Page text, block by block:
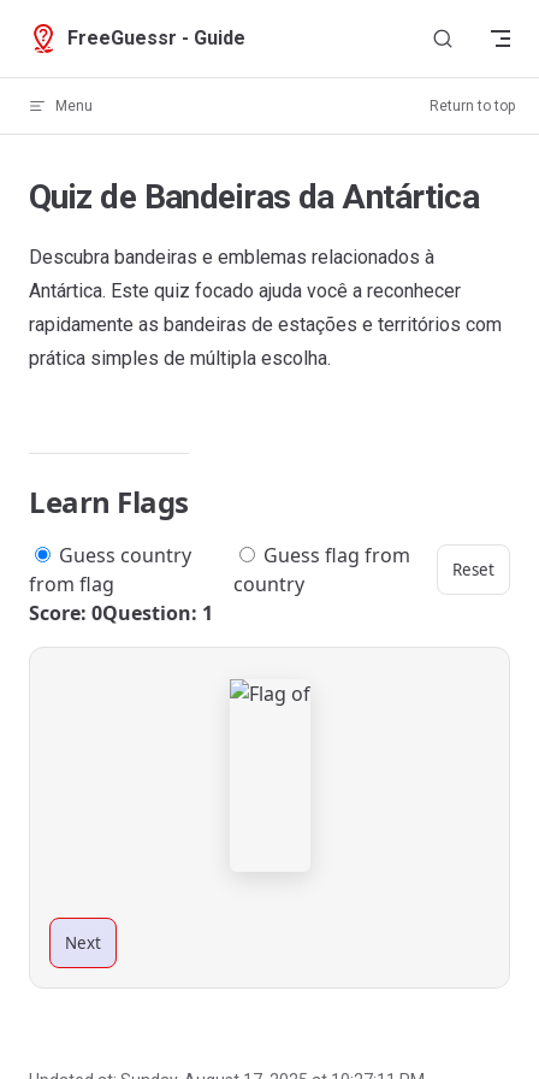
Skip to content
FreeGuessr - Guide
Menu Return to top
Quiz de Bandeiras da Antártica
Descubra bandeiras e emblemas relacionados à
Antártica. Este quiz focado ajuda você a reconhecer
rapidamente as bandeiras de estações e territórios com
prática simples de múltipla escolha.
Learn Flags
Guess country
from flag
Guess flag from
country
Reset
Score: 0Question: 1
Next